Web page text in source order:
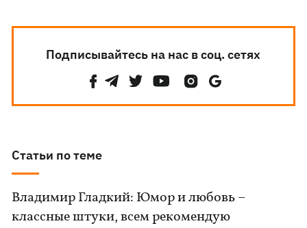
Подписывайтесь на нас в соц. сетях
Статьи по теме
Владимир Гладкий: Юмор и любовь –
классные штуки, всем рекомендую